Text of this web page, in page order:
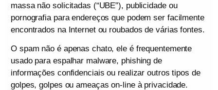
massa não solicitadas (“UBE”), publicidade ou
pornografia para endereços que podem ser facilmente
encontrados na Internet ou roubados de várias fontes.
O spam não é apenas chato, ele é frequentemente
usado para espalhar malware, phishing de
informações confidenciais ou realizar outros tipos de
golpes, golpes ou ameaças on-line à privacidade.